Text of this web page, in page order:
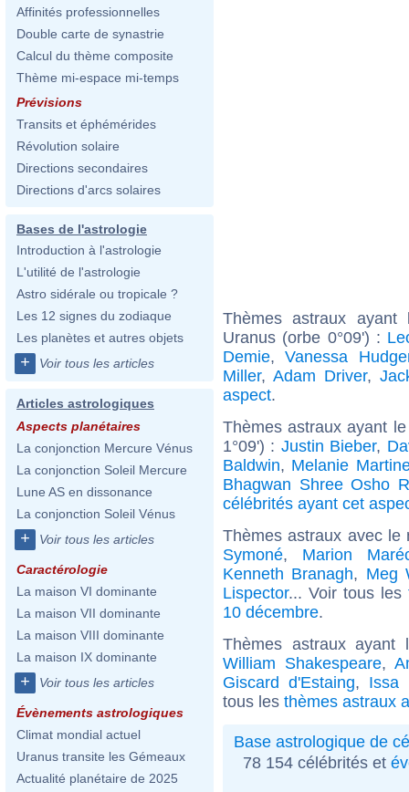
Affinités professionnelles
Double carte de synastrie
Calcul du thème composite
Thème mi-espace mi-temps
Prévisions
Transits et éphémérides
Révolution solaire
Directions secondaires
Directions d'arcs solaires
Bases de l'astrologie
Introduction à l'astrologie
L'utilité de l'astrologie
Astro sidérale ou tropicale ?
Les 12 signes du zodiaque
Les planètes et autres objets
+ Voir tous les articles
Articles astrologiques
Aspects planétaires
La conjonction Mercure Vénus
La conjonction Soleil Mercure
Lune AS en dissonance
La conjonction Soleil Vénus
+ Voir tous les articles
Caractérologie
La maison VI dominante
La maison VII dominante
La maison VIII dominante
La maison IX dominante
+ Voir tous les articles
Évènements astrologiques
Climat mondial actuel
Uranus transite les Gémeaux
Actualité planétaire de 2025
Thèmes astraux ayant
Uranus (orbe 0°09') :
Demie,Vanessa
Miller,Adam Driver,
aspect.
Thèmes astraux ayant
1°09') : Justin Bieber,
Baldwin, Melanie
Bhagwan Shree Osho
célébrités ayant cet
Thèmes astraux avec
Symoné, Marion
Kenneth Branagh, Meg
Lispector... Voir tous les
10 décembre.
Thèmes astraux
William Shakespeare,
Giscard d'Estaing, Issa
tous les thèmes astraux
Base astrologique de
78 154 célébrités et